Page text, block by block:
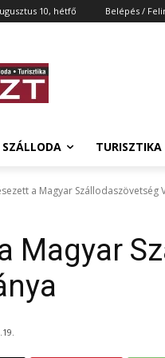
10, hétfő Belépés /
SZÁLLODA TURISZTIKA
a Magyar Szállodaszövetség
Magyar